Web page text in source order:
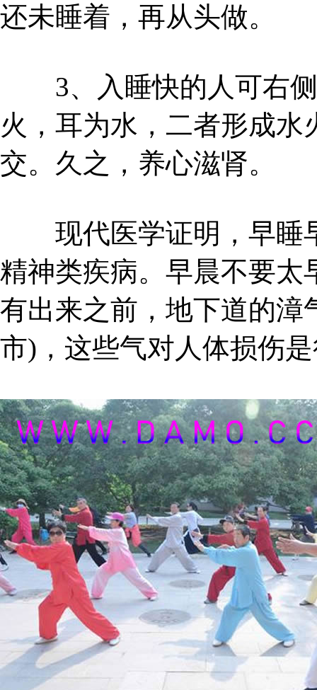
还未睡着，再从头做。
3、入睡快的人可右侧
火，耳为水，二者形成
交。久之，养心滋肾。
现代医学证明，早睡
精神类疾病。早晨不要太
有出来之前，地下道的漳
市)，这些气对人体损伤